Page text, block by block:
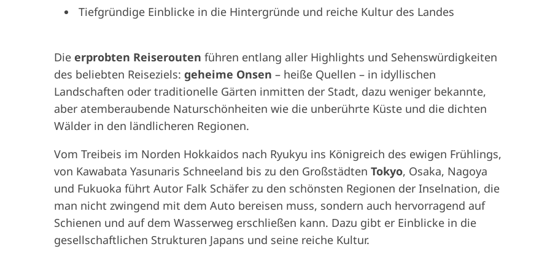
Tiefgründige Einblicke in die Hintergründe und reiche Kultur des Landes
Die erprobten Reiserouten führen entlang aller Highlights und Sehenswürdigkeiten
des beliebten Reiseziels: geheime Onsen – heiße Quellen – in idyllischen
Landschaften oder traditionelle Gärten inmitten der Stadt, dazu weniger bekannte,
aber atemberaubende Naturschönheiten wie die unberührte Küste und die dichten
Wälder in den ländlicheren Regionen.
Vom Treibeis im Norden Hokkaidos nach Ryukyu ins Königreich des ewigen Frühlings,
von Kawabata Yasunaris Schneeland bis zu den Großstädten Tokyo, Osaka, Nagoya
und Fukuoka führt Autor Falk Schäfer zu den schönsten Regionen der Inselnation, die
man nicht zwingend mit dem Auto bereisen muss, sondern auch hervorragend auf
Schienen und auf dem Wasserweg erschließen kann. Dazu gibt er Einblicke in die
gesellschaftlichen Strukturen Japans und seine reiche Kultur.